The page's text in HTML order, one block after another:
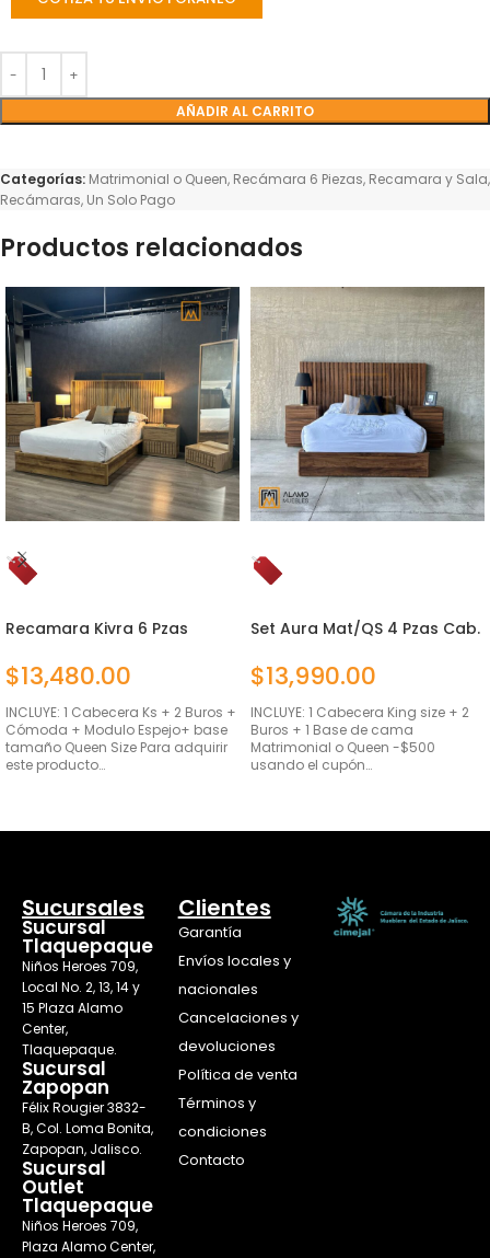
AÑADIR AL CARRITO
Categorías: Matrimonial o Queen, Recámara 6 Piezas, Recamara y Sala,
Recámaras, Un Solo Pago
Productos relacionados
Recamara Kivra 6 Pzas
$13,480.00
INCLUYE: 1 Cabecera Ks + 2 Buros +
Cómoda + Modulo Espejo+ base
tamaño Queen Size Para adquirir
este producto…
Set Aura Mat/QS 4 Pzas Cab.
$13,990.00
INCLUYE: 1 Cabecera King size + 2
Buros + 1 Base de cama
Matrimonial o Queen -$500
usando el cupón…
Sucursales
Sucursal
Tlaquepaque
Niños Heroes 709,
Local No. 2, 13, 14 y
15 Plaza Alamo
Center,
Tlaquepaque.
Sucursal
Zapopan
Félix Rougier 3832-
B, Col. Loma Bonita,
Zapopan, Jalisco.
Sucursal
Outlet
Tlaquepaque
Niños Heroes 709,
Plaza Alamo Center,
Clientes
Garantía
Envíos locales y
nacionales
Cancelaciones y
devoluciones
Política de venta
Términos y
condiciones
Contacto